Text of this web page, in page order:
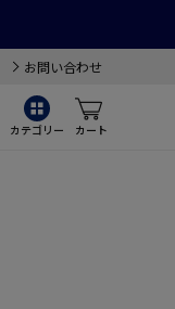
お問い合わせ
カテゴリー カート